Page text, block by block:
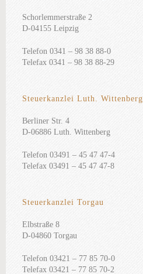
Schorlemmerstraße 2
D-04155 Leipzig
Telefon 0341 – 98 38 88-0
Telefax 0341 – 98 38 88-29
Steuerkanzlei Luth. Wittenberg
Berliner Str. 4
D-06886 Luth. Wittenberg
Telefon 03491 – 45 47 47-4
Telefax 03491 – 45 47 47-8
Steuerkanzlei Torgau
Elbstraße 8
D-04860 Torgau
Telefon 03421 – 77 85 70-0
Telefax 03421 – 77 85 70-2